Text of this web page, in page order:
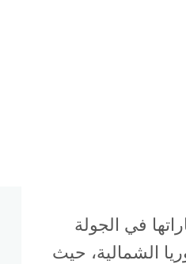
في الجولة
الشمالية، حيث